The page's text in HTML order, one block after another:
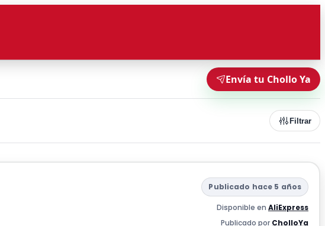
Envía tu Chollo Ya
Filtrar
Publicado hace 5 años
Disponible en AliExpress
Publicado por CholloYa